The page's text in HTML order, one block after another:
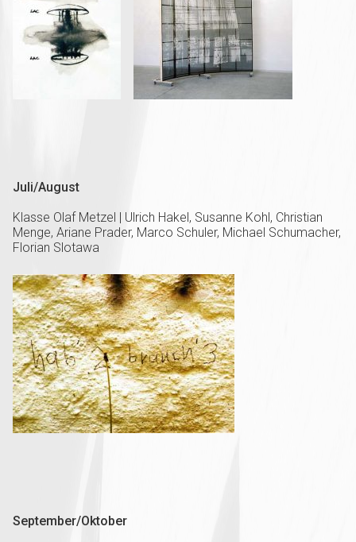
Juli/August
Klasse Olaf Metzel | Ulrich Hakel, Susanne Kohl, Christian
Menge, Ariane Prader, Marco Schuler, Michael Schumacher,
Florian Slotawa
September/Oktober